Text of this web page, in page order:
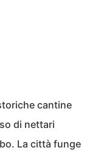
cantine
di nettari
La città funge